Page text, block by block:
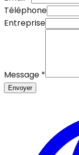
Téléphone
Entreprise
Message *
Envoyer